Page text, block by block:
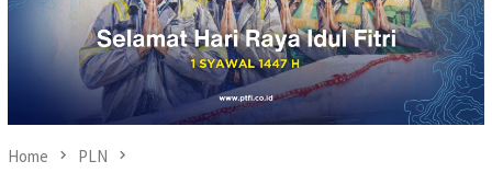
Home PLN